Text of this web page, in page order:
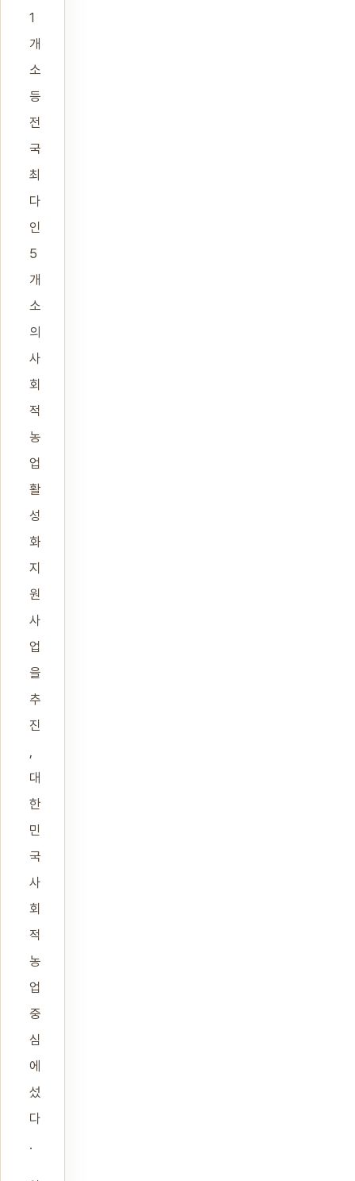
1
개
소
등
전
국
최
다
인
5
개
소
의
사
회
적
농
업
활
성
화
지
원
사
업
을
추
진
,
대
한
민
국
사
회
적
농
업
중
심
에
섰
다
.